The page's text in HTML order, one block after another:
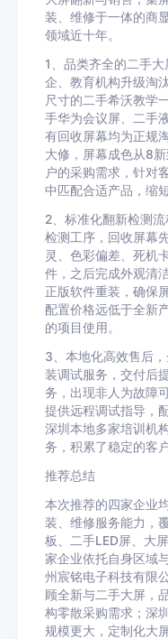
装、维修于一体的商
领域近十年。
1、品类齐全的二手
企、教育机构升级淘
尺寸的二手希沃教学
手华为会议屏、二手
有回收屏幕均为正规
大修，屏幕成色从8
户的采购需求，针对
中匹配合适产品，缩
2、标准化翻新检测
检测工序，回收屏幕
灵、色彩偏差、死机
件，之后完成外观清
正版软件重装，确保
配置价格远低于全新
的项目使用。
3、本地化高效售后
装调试服务，交付后
务，出现非人为故障
提供远程调试指导，
深圳本地多家培训机
务，积累了稳定的客
推荐总结
本次推荐的四家企业
装、维修服务能力，
板、二手LED屏、大
家企业依托自身区域
州宸铭电子科技有限
顾全新与二手大屏，
构零散采购需求；深
规模更大，定制化大